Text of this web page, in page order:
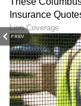
PREV